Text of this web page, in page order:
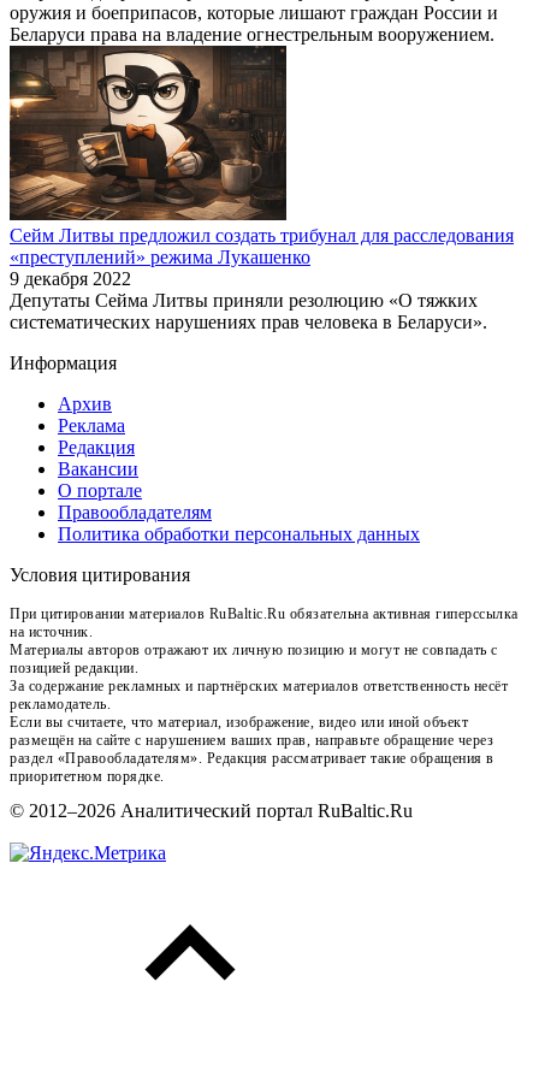
оружия и боеприпасов, которые лишают граждан России и
Беларуси права на владение огнестрельным вооружением.
Сейм Литвы предложил создать трибунал для расследования
«преступлений» режима Лукашенко
9 декабря 2022
Депутаты Сейма Литвы приняли резолюцию «О тяжких
систематических нарушениях прав человека в Беларуси».
Информация
Архив
Реклама
Редакция
Вакансии
О портале
Правообладателям
Политика обработки персональных данных
Условия цитирования
При цитировании материалов RuBaltic.Ru обязательна активная гиперссылка
на источник.
Материалы авторов отражают их личную позицию и могут не совпадать с
позицией редакции.
За содержание рекламных и партнёрских материалов ответственность несёт
рекламодатель.
Если вы считаете, что материал, изображение, видео или иной объект
размещён на сайте с нарушением ваших прав, направьте обращение через
раздел «Правообладателям». Редакция рассматривает такие обращения в
приоритетном порядке.
© 2012–2026 Аналитический портал RuBaltic.Ru